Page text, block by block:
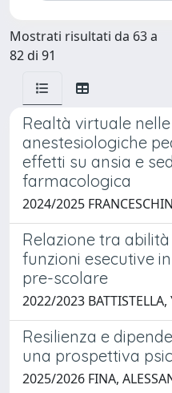
Mostrati risultati da 63 a
82 di 91
Realtà virtuale
anestesiologiche
effetti su ansia e
farmacologica
2024/2025
Relazione tra
funzioni esecutive
pre-scolare
2022/2023 BATTISTELLA,
Resilienza e
una prospettiva
2025/2026 FINA,